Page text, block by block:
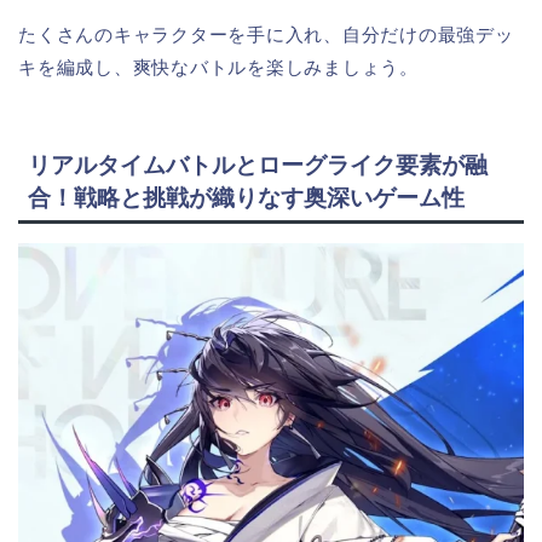
たくさんのキャラクターを手に入れ、自分だけの最強デッ
キを編成し、爽快なバトルを楽しみましょう。
リアルタイムバトルとローグライク要素が融
合！戦略と挑戦が織りなす奥深いゲーム性